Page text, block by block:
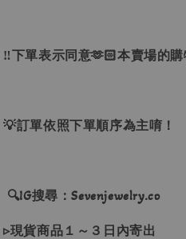
‼下單表示同意🫶🏻本賣場的
💡訂單依照下單順序為主唷！
🔍IG搜尋：Sevenjewelry.co
▹現貨商品１～３日內寄出